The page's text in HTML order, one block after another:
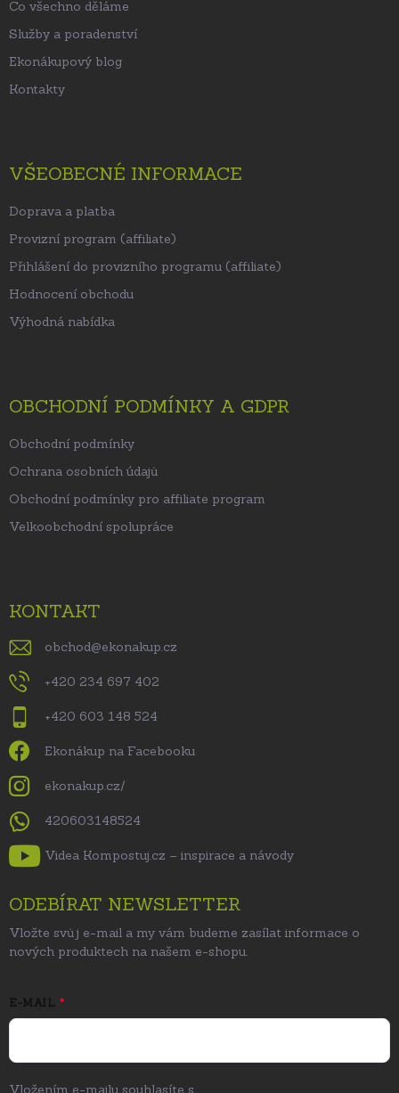
Co všechno děláme
Služby a poradenství
Ekonákupový blog
Kontakty
VŠEOBECNÉ INFORMACE
Doprava a platba
Provizní program (affiliate)
Přihlášení do provizního programu (affiliate)
Hodnocení obchodu
Výhodná nabídka
OBCHODNÍ PODMÍNKY A GDPR
Obchodní podmínky
Ochrana osobních údajů
Obchodní podmínky pro affiliate program
Velkoobchodní spolupráce
KONTAKT
obchod@ekonakup.cz
+420 234 697 402
+420 603 148 524
Ekonákup na Facebooku
ekonakup.cz/
420603148524
Videa Kompostuj.cz – inspirace a návody
ODEBÍRAT NEWSLETTER
Vložte svůj e-mail a my vám budeme zasílat informace o
nových produktech na našem e-shopu.
E-MAIL
Vložením e-mailu souhlasíte s